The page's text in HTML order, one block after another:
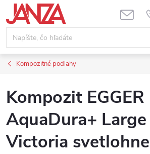
Prejsť na obsah
Kompozitné podlahy
Kompozit EGGER
AquaDura+
Victoria